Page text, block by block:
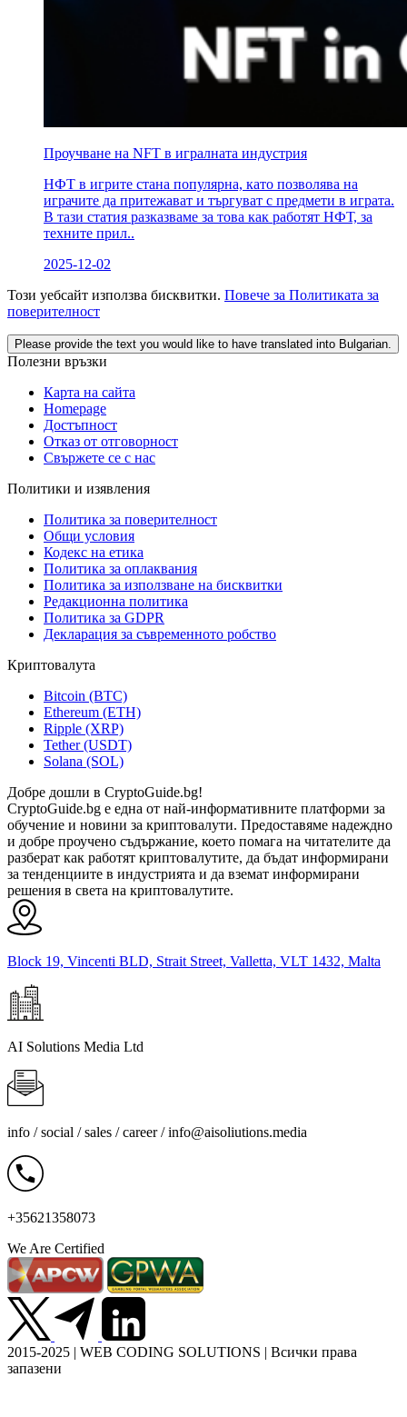
Проучване на NFT в игралната индустрия
НФТ в игрите стана популярна, като позволява на
играчите да притежават и търгуват с предмети в играта.
В тази статия разказваме за това как работят НФТ, за
техните прил..
2025-12-02
Този уебсайт използва бисквитки. Повече за Политиката за
поверителност
Please provide the text you would like to have translated into Bulgarian.
Полезни връзки
Карта на сайта
Homepage
Достъпност
Отказ от отговорност
Свържете се с нас
Политики и изявления
Политика за поверителност
Общи условия
Кодекс на етика
Политика за оплаквания
Политика за използване на бисквитки
Редакционна политика
Политика за GDPR
Декларация за съвременното робство
Криптовалута
Bitcoin (BTC)
Ethereum (ETH)
Ripple (XRP)
Tether (USDT)
Solana (SOL)
Добре дошли в CryptoGuide.bg!
CryptoGuide.bg е една от най-информативните платформи за
обучение и новини за криптовалути. Предоставяме надеждно
и добре проучено съдържание, което помага на читателите да
разберат как работят криптовалутите, да бъдат информирани
за тенденциите в индустрията и да вземат информирани
решения в света на криптовалутите.
Block 19, Vincenti BLD, Strait Street, Valletta, VLT 1432, Malta
AI Solutions Media Ltd
info / social / sales / career /info@aisoliutions.media
+35621358073
We Are Certified
2015-2025 | WEB CODING SOLUTIONS | Всички права
запазени